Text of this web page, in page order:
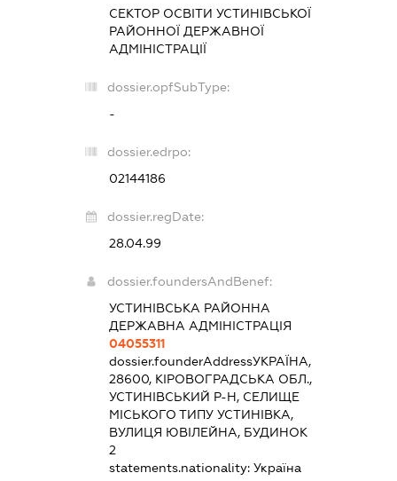
СЕКТОР ОСВІТИ УСТИНІВСЬКОЇ
РАЙОННОЇ ДЕРЖАВНОЇ
АДМІНІСТРАЦІЇ
dossier.opfSubType:
-
dossier.edrpo:
02144186
dossier.regDate:
28.04.99
dossier.foundersAndBenef:
УСТИНІВСЬКА РАЙОННА
ДЕРЖАВНА АДМІНІСТРАЦІЯ
04055311
dossier.founderAddressУКРАЇНА,
28600, КІРОВОГРАДСЬКА ОБЛ.,
УСТИНІВСЬКИЙ Р-Н, СЕЛИЩЕ
МІСЬКОГО ТИПУ УСТИНІВКА,
ВУЛИЦЯ ЮВІЛЕЙНА, БУДИНОК
2
statements.nationality: Україна